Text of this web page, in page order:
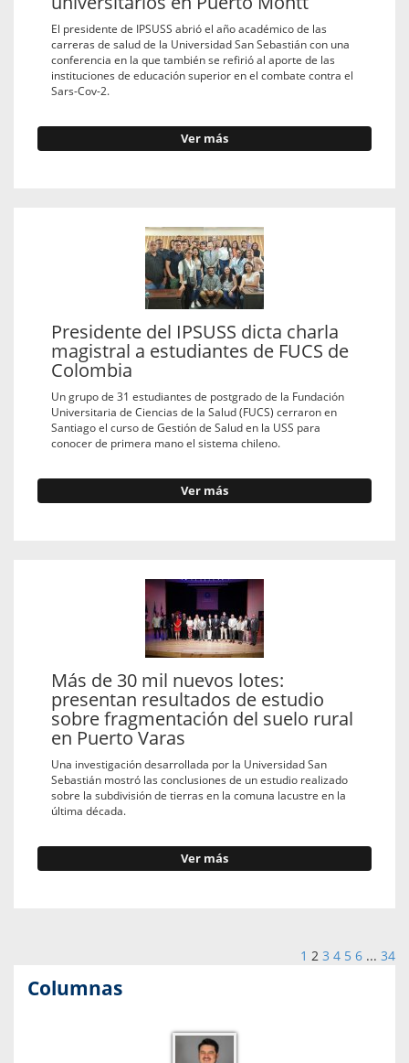
El presidente de IPSUSS abrió el año académico de las
carreras de salud de la Universidad San Sebastián con una
conferencia en la que también se refirió al aporte de las
instituciones de educación superior en el combate contra el
Sars-Cov-2.
Ver más
Presidente del IPSUSS dicta charla
magistral a estudiantes de FUCS de
Colombia
Un grupo de 31 estudiantes de postgrado de la Fundación
Universitaria de Ciencias de la Salud (FUCS) cerraron en
Santiago el curso de Gestión de Salud en la USS para
conocer de primera mano el sistema chileno.
Ver más
Más de 30 mil nuevos lotes:
presentan resultados de estudio
sobre fragmentación del suelo rural
en Puerto Varas
Una investigación desarrollada por la Universidad San
Sebastián mostró las conclusiones de un estudio realizado
sobre la subdivisión de tierras en la comuna lacustre en la
última década.
Ver más
1 2 3 4 5 6 ... 34
Columnas